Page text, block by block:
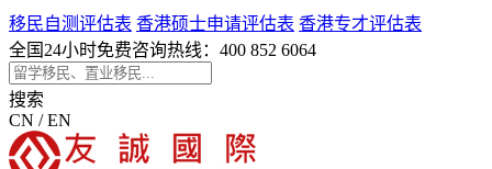
移民自测评估表 香港硕士申请评估表 香港专才评估表
全国24小时免费咨询热线： 400 852 6064
搜索
CN / EN